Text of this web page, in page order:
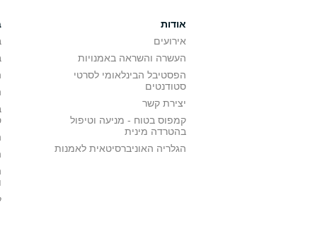
אודות
אירועים
העשרה והשראה באמנויות
הפסטיבל הבינלאומי לסרטי
סטודנטים
יצירת קשר
קמפוס בטוח - מניעה וטיפול
בהטרדה מינית
הגלריה האוניברסיטאית לאמנות